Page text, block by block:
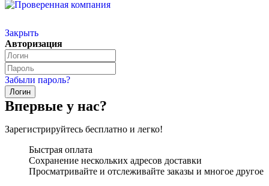
Закрыть
Авторизация
Забыли пароль?
Впервые у нас?
Зарегистрируйтесь бесплатно и легко!
Быстрая оплата
Сохранение нескольких адресов доставки
Просматривайте и отслеживайте заказы и многое другое